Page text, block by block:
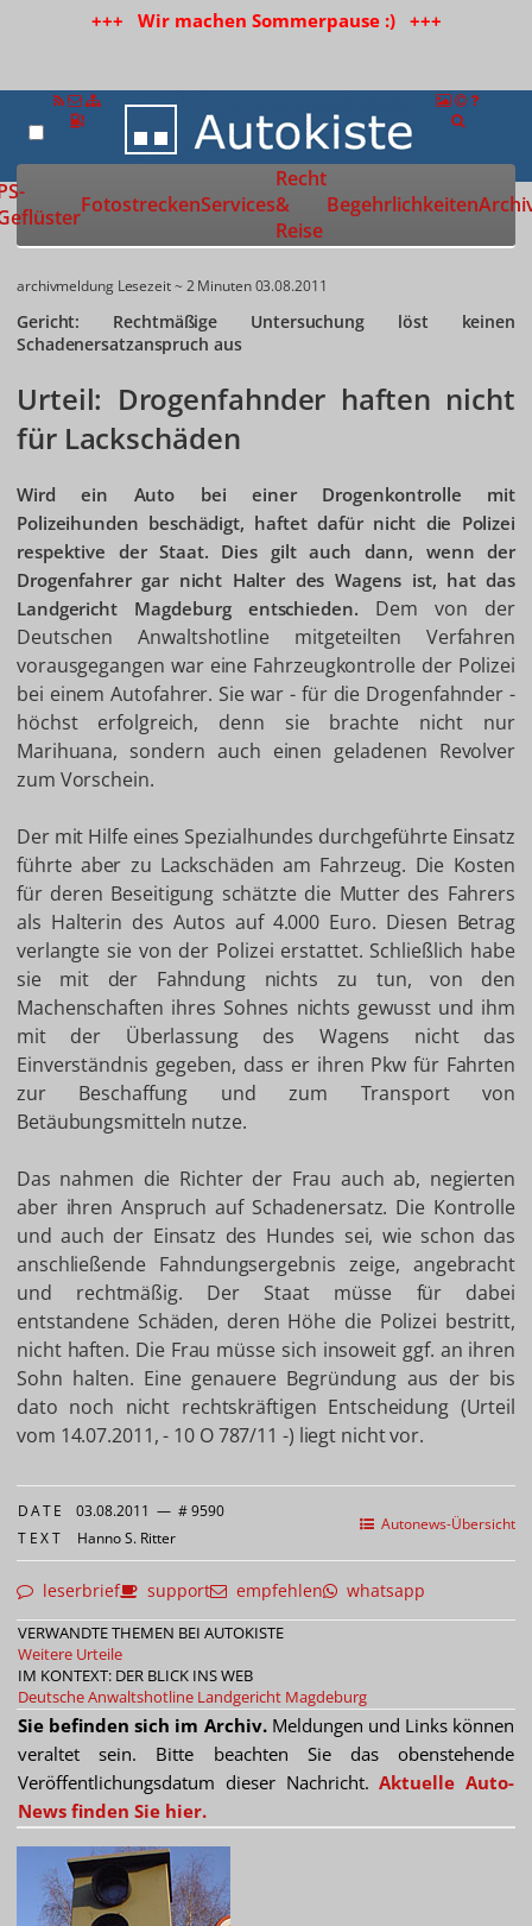
+++ Wir machen Sommerpause :) +++
Zur Startseite
FotostreckenServices
Recht
&
Reise
Begehrlichkeiten
archivmeldung Lesezeit ~ 2 Minuten03.08.2011
Gericht: Rechtmäßige Untersuchung löst keinen
Schadenersatzanspruch aus
Urteil: Drogenfahnder haften nicht
für Lackschäden
Wird ein Auto bei einer Drogenkontrolle mit
Polizeihunden beschädigt, haftet dafür nicht die Polizei
respektive der Staat. Dies gilt auch dann, wenn der
Drogenfahrer gar nicht Halter des Wagens ist, hat das
Landgericht Magdeburg entschieden. Dem von der
Deutschen Anwaltshotline mitgeteilten Verfahren
vorausgegangen war eine Fahrzeugkontrolle der Polizei
bei einem Autofahrer. Sie war - für die Drogenfahnder -
höchst erfolgreich, denn sie brachte nicht nur
Marihuana, sondern auch einen geladenen Revolver
zum Vorschein.
Der mit Hilfe eines Spezialhundes durchgeführte Einsatz
führte aber zu Lackschäden am Fahrzeug. Die Kosten
für deren Beseitigung schätzte die Mutter des Fahrers
als Halterin des Autos auf 4.000 Euro. Diesen Betrag
verlangte sie von der Polizei erstattet. Schließlich habe
sie mit der Fahndung nichts zu tun, von den
Machenschaften ihres Sohnes nichts gewusst und ihm
mit der Überlassung des Wagens nicht das
Einverständnis gegeben, dass er ihren Pkw für Fahrten
zur Beschaffung und zum Transport von
Betäubungsmitteln nutze.
Das nahmen die Richter der Frau auch ab, negierten
aber ihren Anspruch auf Schadenersatz. Die Kontrolle
und auch der Einsatz des Hundes sei, wie schon das
anschließende Fahndungsergebnis zeige, angebracht
und rechtmäßig. Der Staat müsse für dabei
entstandene Schäden, deren Höhe die Polizei bestritt,
nicht haften. Die Frau müsse sich insoweit ggf. an ihren
Sohn halten. Eine genauere Begründung aus der bis
dato noch nicht rechtskräftigen Entscheidung (Urteil
vom 14.07.2011, - 10 O 787/11 -) liegt nicht vor.
Autonews-Übersicht
DATE 03.08.2011 — # 9590
TEXT Hanno S. Ritter
leserbrief support empfehlen whatsapp
VERWANDTE THEMEN BEI AUTOKISTE
Weitere Urteile
IM KONTEXT: DER BLICK INS WEB
Deutsche Anwaltshotline Landgericht Magdeburg
Sie befinden sich im Archiv.Meldungen und Links können
veraltet sein. Bitte beachten Sie das obenstehende
Veröffentlichungsdatum dieser Nachricht.Aktuelle Auto-
News finden Sie hier.